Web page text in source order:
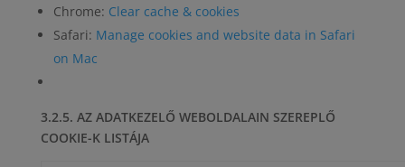
Chrome: Clear cache & cookies
Safari: Manage cookies and website data in Safari
on Mac
3.2.5. AZ ADATKEZELŐ WEBOLDALAIN SZEREPLŐ
COOKIE-K LISTÁJA